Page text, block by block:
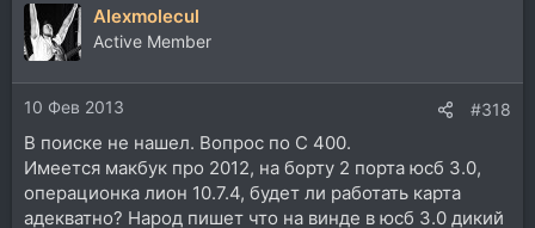
Alexmolecul
Active Member
10 Фев 2013 #318
В поиске не нашел. Вопрос по С 400.
Имеется макбук про 2012, на борту 2 порта юсб 3.0,
операционка лион 10.7.4, будет ли работать карта
адекватно? Народ пишет что на винде в юсб 3.0 дикий